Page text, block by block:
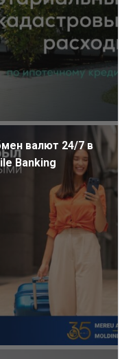
валют 24/7 в
Banking